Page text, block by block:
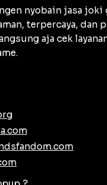
nyobain jasa
terpercaya, dan
aja cek